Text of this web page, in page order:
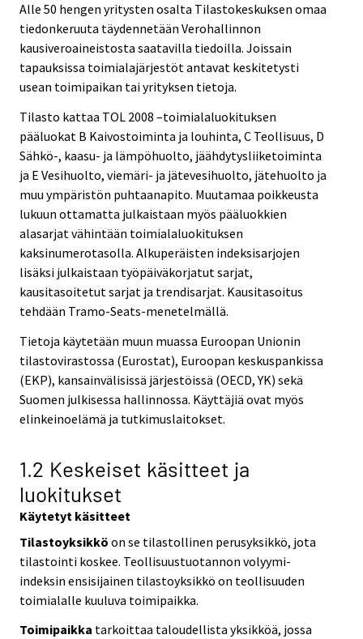
Alle 50 hengen yritysten osalta Tilastokeskuksen omaa
tiedonkeruuta täydennetään Verohallinnon
kausiveroaineistosta saatavilla tiedoilla. Joissain
tapauksissa toimialajärjestöt antavat keskitetysti
usean toimipaikan tai yrityksen tietoja.
Tilasto kattaa TOL 2008 –toimialaluokituksen
pääluokat B Kaivostoiminta ja louhinta, C Teollisuus, D
Sähkö-, kaasu- ja lämpöhuolto, jäähdytysliiketoiminta
ja E Vesihuolto, viemäri- ja jätevesihuolto, jätehuolto ja
muu ympäristön puhtaanapito. Muutamaa poikkeusta
lukuun ottamatta julkaistaan myös pääluokkien
alasarjat vähintään toimialaluokituksen
kaksinumerotasolla. Alkuperäisten indeksisarjojen
lisäksi julkaistaan työpäiväkorjatut sarjat,
kausitasoitetut sarjat ja trendisarjat. Kausitasoitus
tehdään Tramo-Seats-menetelmällä.
Tietoja käytetään muun muassa Euroopan Unionin
tilastovirastossa (Eurostat), Euroopan keskuspankissa
(EKP), kansainvälisissä järjestöissä (OECD, YK) sekä
Suomen julkisessa hallinnossa. Käyttäjiä ovat myös
elinkeinoelämä ja tutkimuslaitokset.
1.2 Keskeiset käsitteet ja
luokitukset
Käytetyt käsitteet
Tilastoyksikkö on se tilastollinen perusyksikkö, jota
tilastointi koskee. Teollisuustuotannon volyymi-
indeksin ensisijainen tilastoyksikkö on teollisuuden
toimialalle kuuluva toimipaikka.
Toimipaikka tarkoittaa taloudellista yksikköä, jossa